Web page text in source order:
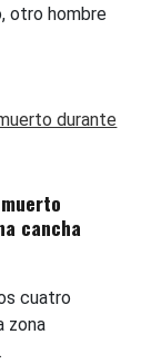
otro hombre
cancha
cuatro
zona